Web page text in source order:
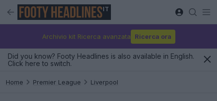
IT
Archivio kit Ricerca avanzata Ricerca ora
Did you know? Footy Headlines is also available in English.
Click here to switch.
Home Premier League Liverpool